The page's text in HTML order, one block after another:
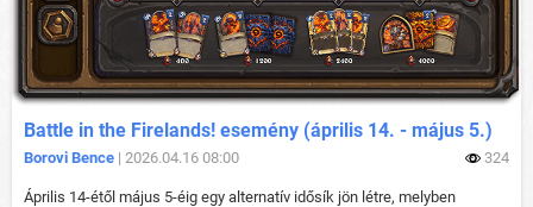
Battle in the Firelands! esemény (április 14. - május 5.)
Borovi Bence | 2026.04.16 08:00 324
Április 14-étől május 5-éig egy alternatív idősík jön létre, melyben